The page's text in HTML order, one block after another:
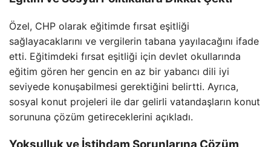
Özel, CHP olarak eğitimde fırsat eşitliği
sağlayacaklarını ve vergilerin tabana yayılacağını ifade
etti. Eğitimdeki fırsat eşitliği için devlet okullarında
eğitim gören her gencin en az bir yabancı dili iyi
seviyede konuşabilmesi gerektiğini belirtti. Ayrıca,
sosyal konut projeleri ile dar gelirli vatandaşların konut
sorununa çözüm getireceklerini açıkladı.